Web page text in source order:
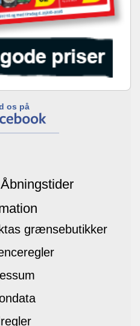
os på
grænsebutikker